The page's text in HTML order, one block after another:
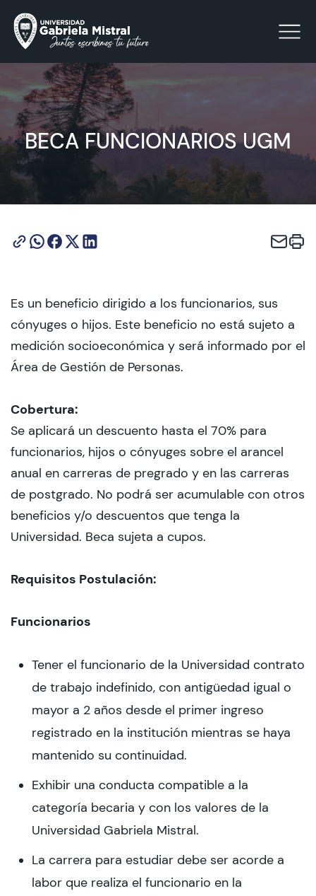
La Universidad
Facultades y Escuelas
Vinculación con el Medio
Acreditación
Admisión
Dirección de Desarrollo Estudiantil
Becas y Beneficios
Estudiantes
Académicos
Alumni
Language Center
CIEO
Contacto y Horarios
modo claro
BECA FUNCIONARIOS UGM
Es un beneficio dirigido a los funcionarios, sus
cónyuges o hijos. Este beneficio no está sujeto a
medición socioeconómica y será informado por el
Área de Gestión de Personas.
Cobertura:
Se aplicará un descuento hasta el 70% para
funcionarios, hijos o cónyuges sobre el arancel
anual en carreras de pregrado y en las carreras
de postgrado. No podrá ser acumulable con otros
beneficios y/o descuentos que tenga la
Universidad. Beca sujeta a cupos.
Requisitos Postulación:
Funcionarios
Tener el funcionario de la Universidad contrato
de trabajo indefinido, con antigüedad igual o
mayor a 2 años desde el primer ingreso
registrado en la institución mientras se haya
mantenido su continuidad.
Exhibir una conducta compatible a la
categoría becaria y con los valores de la
Universidad Gabriela Mistral.
La carrera para estudiar debe ser acorde a
labor que realiza el funcionario en la